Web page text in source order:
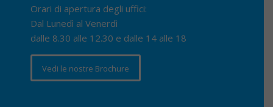
Orari di apertura degli uffici:
Dal Lunedì al Venerdì
dalle 8.30 alle 12.30 e dalle 14 alle 18
Vedi le nostre Brochure